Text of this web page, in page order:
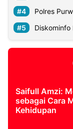
Polres
Diskominfo
Saifull Amzi:
sebagai Cara
Kehidupan